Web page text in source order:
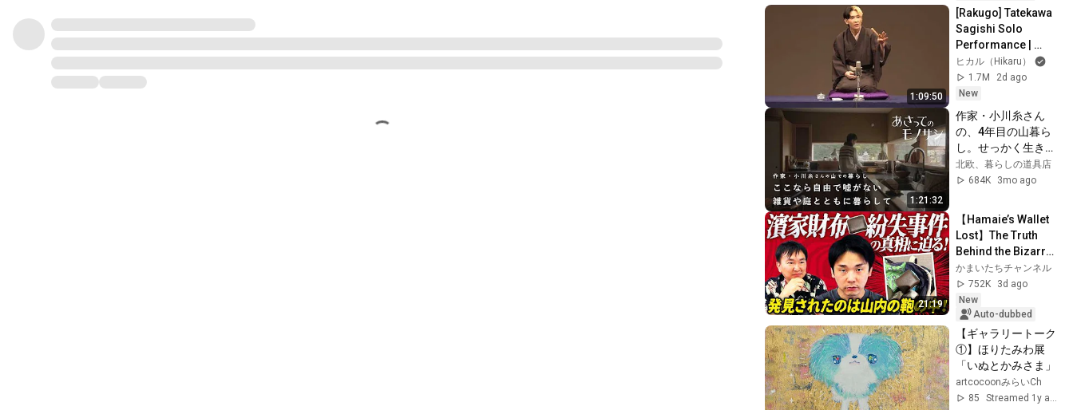
1:09:50
[Rakugo] Tatekawa
Sagishi Solo
Performance |
Neko no Sara (The
Cat's Plate) / Manju
Kowai (Afraid...
ヒカル（Hikaru）
1.7M
2d ago
New
1:21:32
作家・小川糸さん
の、4年目の山暮ら
し。せっかく生きる
なら美しいものに囲
まれて｜あさっての
しの道具/雑貨/庭仕
事/人生/一人暮らし/
移住
北欧、暮らしの道具店
684K
3mo ago
21:19
【Hamaie’s Wallet
Lost】The Truth
Behind the Bizarre
Incident Where
Kamaitachi
Hamaie’s Wallet
Was ...
かまいたちチャンネル
752K
3d ago
New
Auto-dubbed
【ギャラリートーク
①】ほりたみわ展
「いぬとかみさま」
artcocoonみらいCh
85
Streamed 1y ago